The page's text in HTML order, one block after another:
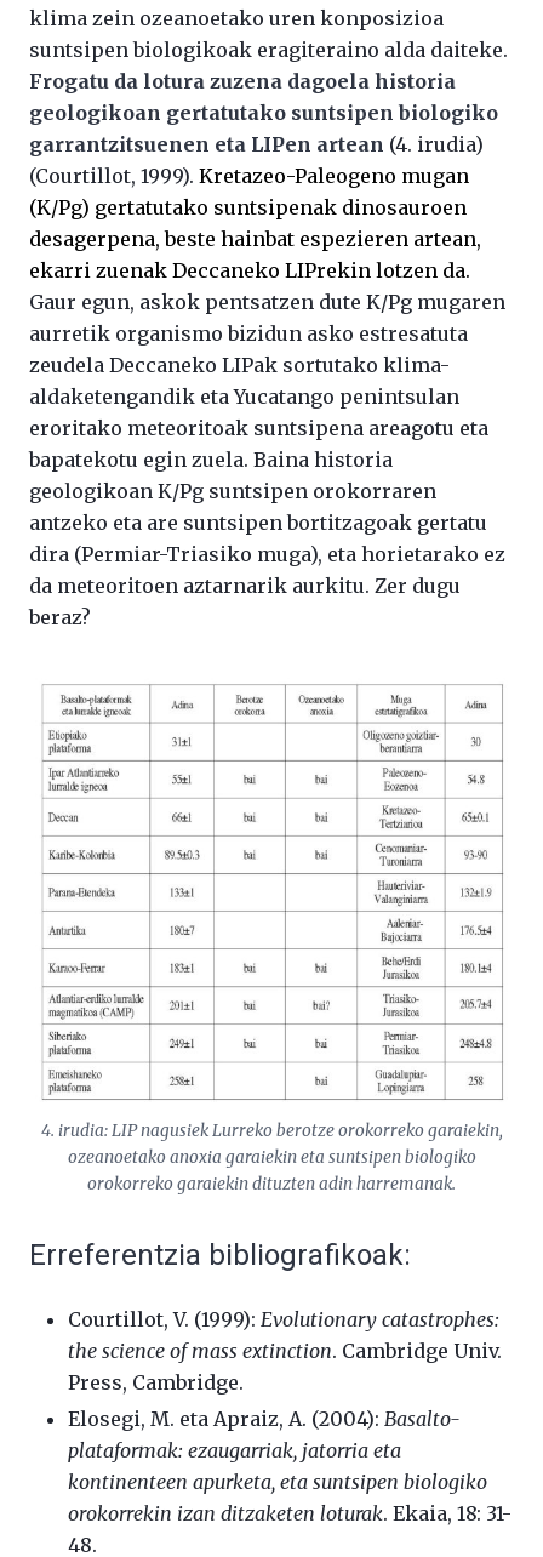
klima zein ozeanoetako uren konposizioa
suntsipen biologikoak eragiteraino alda daiteke.
Frogatu da lotura zuzena dagoela historia
geologikoan gertatutako suntsipen biologiko
garrantzitsuenen eta LIPen artean (4. irudia)
(Courtillot, 1999). Kretazeo-Paleogeno mugan
(K/Pg) gertatutako suntsipenak dinosauroen
desagerpena, beste hainbat espezieren artean,
ekarri zuenak Deccaneko LIPrekin lotzen da.
Gaur egun, askok pentsatzen dute K/Pg mugaren
aurretik organismo bizidun asko estresatuta
zeudela Deccaneko LIPak sortutako klima-
aldaketengandik eta Yucatango penintsulan
eroritako meteoritoak suntsipena areagotu eta
bapatekotu egin zuela. Baina historia
geologikoan K/Pg suntsipen orokorraren
antzeko eta are suntsipen bortitzagoak gertatu
dira (Permiar-Triasiko muga), eta horietarako ez
da meteoritoen aztarnarik aurkitu. Zer dugu
beraz?
4. irudia: LIP nagusiek Lurreko berotze orokorreko garaiekin,
ozeanoetako anoxia garaiekin eta suntsipen biologiko
orokorreko garaiekin dituzten adin harremanak.
Erreferentzia bibliografikoak:
Courtillot, V. (1999): Evolutionary catastrophes:
the science of mass extinction. Cambridge Univ.
Press, Cambridge.
Elosegi, M. eta Apraiz, A. (2004): Basalto-
plataformak: ezaugarriak, jatorria eta
kontinenteen apurketa, eta suntsipen biologiko
orokorrekin izan ditzaketen loturak. Ekaia, 18: 31-
48.